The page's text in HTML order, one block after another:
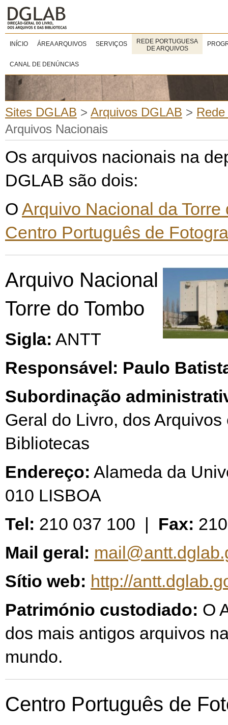
INÍCIO ÁREA ARQUIVOS SERVIÇOS
REDE PORTUGUESA
DE ARQUIVOS
CANAL DE DENÚNCIAS
Sites DGLAB > Arquivos DGLAB >
Arquivos Nacionais
Os arquivos nacionais na
DGLAB são dois:
O Arquivo Nacional da Torre
Centro Português de
Arquivo Nacional
Torre do Tombo
Sigla: ANTT
Responsável: Paulo
Subordinação
Geral do Livro, dos Arquivos
Bibliotecas
Endereço: Alameda da
010 LISBOA
Tel: 210 037 100 | Fax:
Mail geral:
Sítio web: http://
Património custodiado: O
dos mais antigos arquivos
mundo.
Centro Português de